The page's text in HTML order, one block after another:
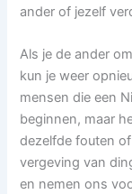
ander of jezelf
Als je de ander
kun je weer
mensen die een
beginnen, maar
dezelfde fouten
vergeving van
en nemen ons